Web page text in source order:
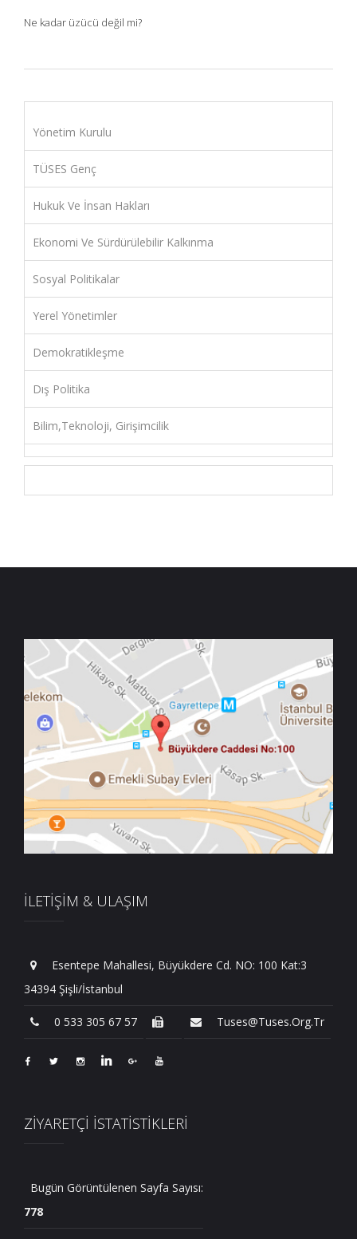
Ne kadar üzücü değil mi?
Yönetim Kurulu
TÜSES Genç
Hukuk Ve İnsan Hakları
Ekonomi Ve Sürdürülebilir Kalkınma
Sosyal Politikalar
Yerel Yönetimler
Demokratikleşme
Dış Politika
Bilim,Teknoloji, Girişimcilik
İLETİŞİM & ULAŞIM
Esentepe Mahallesi, Büyükdere Cd. NO: 100 Kat:3
34394 Şişli/İstanbul
0 533 305 67 57 Tuses@tuses.org.tr
ZİYARETÇİ İSTATİSTİKLERİ
Bugün Görüntülenen Sayfa Sayısı:
778